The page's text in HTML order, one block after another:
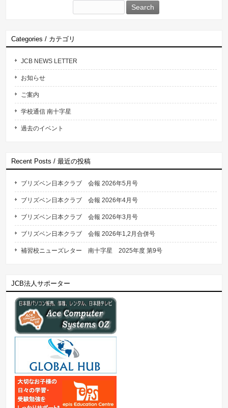
for:
Categories / カテゴリ
JCB NEWS LETTER
お知らせ
ご案内
学校通信 南十字星
過去のイベント
Recent Posts / 最近の投稿
ブリズベン日本クラブ 会報 2026年5月号
ブリズベン日本クラブ 会報 2026年4月号
ブリズベン日本クラブ 会報 2026年3月号
ブリズベン日本クラブ 会報 2026年1,2月合併号
補習校ニューズレター 南十字星 2025年度 第9号
JCB法人サポーター